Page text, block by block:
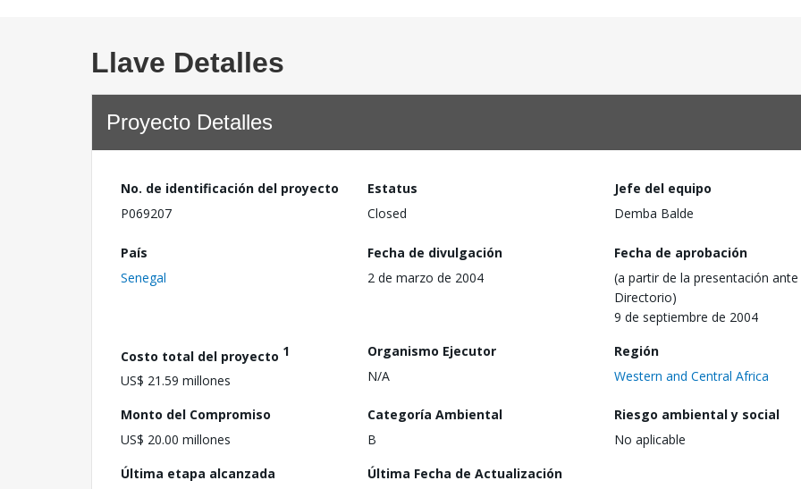
Llave Detalles
Proyecto Detalles
No. de identificación del proyecto
P069207
Estatus
Closed
Jefe del equipo
Demba Balde
País
Senegal
Fecha de divulgación
2 de marzo de 2004
Fecha de aprobación
(a partir de la presentación ante
Directorio)
9 de septiembre de 2004
Costo total del proyecto 1
US$ 21.59 millones
Organismo Ejecutor
N/A
Región
Western and Central Africa
Monto del Compromiso
US$ 20.00 millones
Categoría Ambiental
B
Riesgo ambiental y social
No aplicable
Última etapa alcanzada
Última Fecha de Actualización